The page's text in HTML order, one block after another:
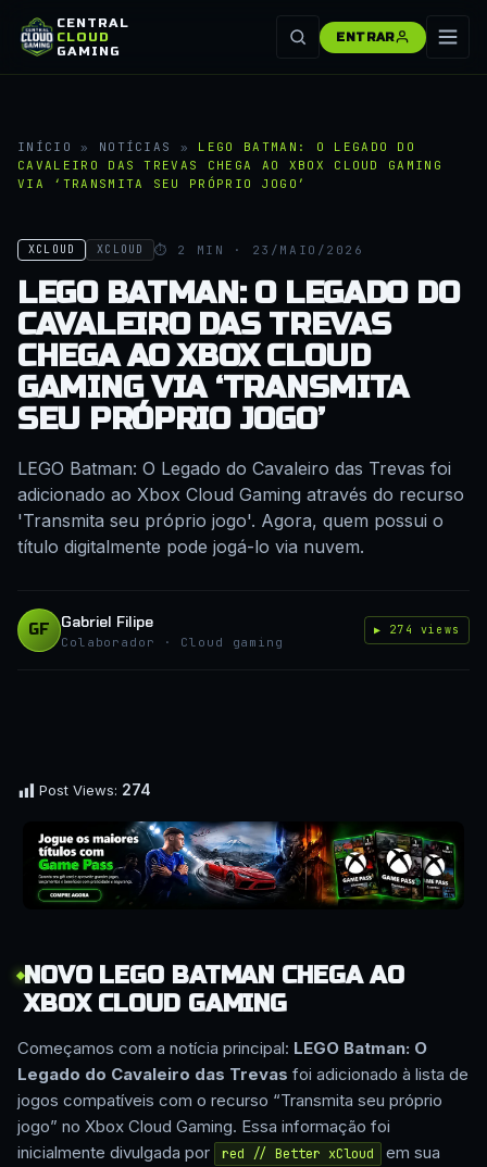
CENTRAL
CLOUD
GAMING
ENTRAR
INÍCIO » NOTÍCIAS » LEGO BATMAN: O LEGADO DO
CAVALEIRO DAS TREVAS CHEGA AO XBOX CLOUD GAMING
VIA ‘TRANSMITA SEU PRÓPRIO JOGO’
XCLOUD XCLOUD ⏱ 2 MIN · 23/MAIO/2026
LEGO BATMAN: O LEGADO DO
CAVALEIRO DAS TREVAS
CHEGA AO XBOX CLOUD
GAMING VIA ‘TRANSMITA
SEU PRÓPRIO JOGO’
LEGO Batman: O Legado do Cavaleiro das Trevas foi
adicionado ao Xbox Cloud Gaming através do recurso
'Transmita seu próprio jogo'. Agora, quem possui o
título digitalmente pode jogá-lo via nuvem.
GF Gabriel Filipe
Colaborador · Cloud gaming
▶ 274 views
Post Views: 274
NOVO LEGO BATMAN CHEGA AO
XBOX CLOUD GAMING
Começamos com a notícia principal: LEGO Batman: O
Legado do Cavaleiro das Trevas foi adicionado à lista de
jogos compatíveis com o recurso “Transmita seu próprio
jogo” no Xbox Cloud Gaming. Essa informação foi
inicialmente divulgada por
red // Better xCloud
em sua